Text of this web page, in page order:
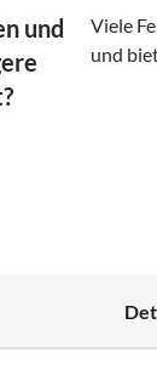
und
Viele
und